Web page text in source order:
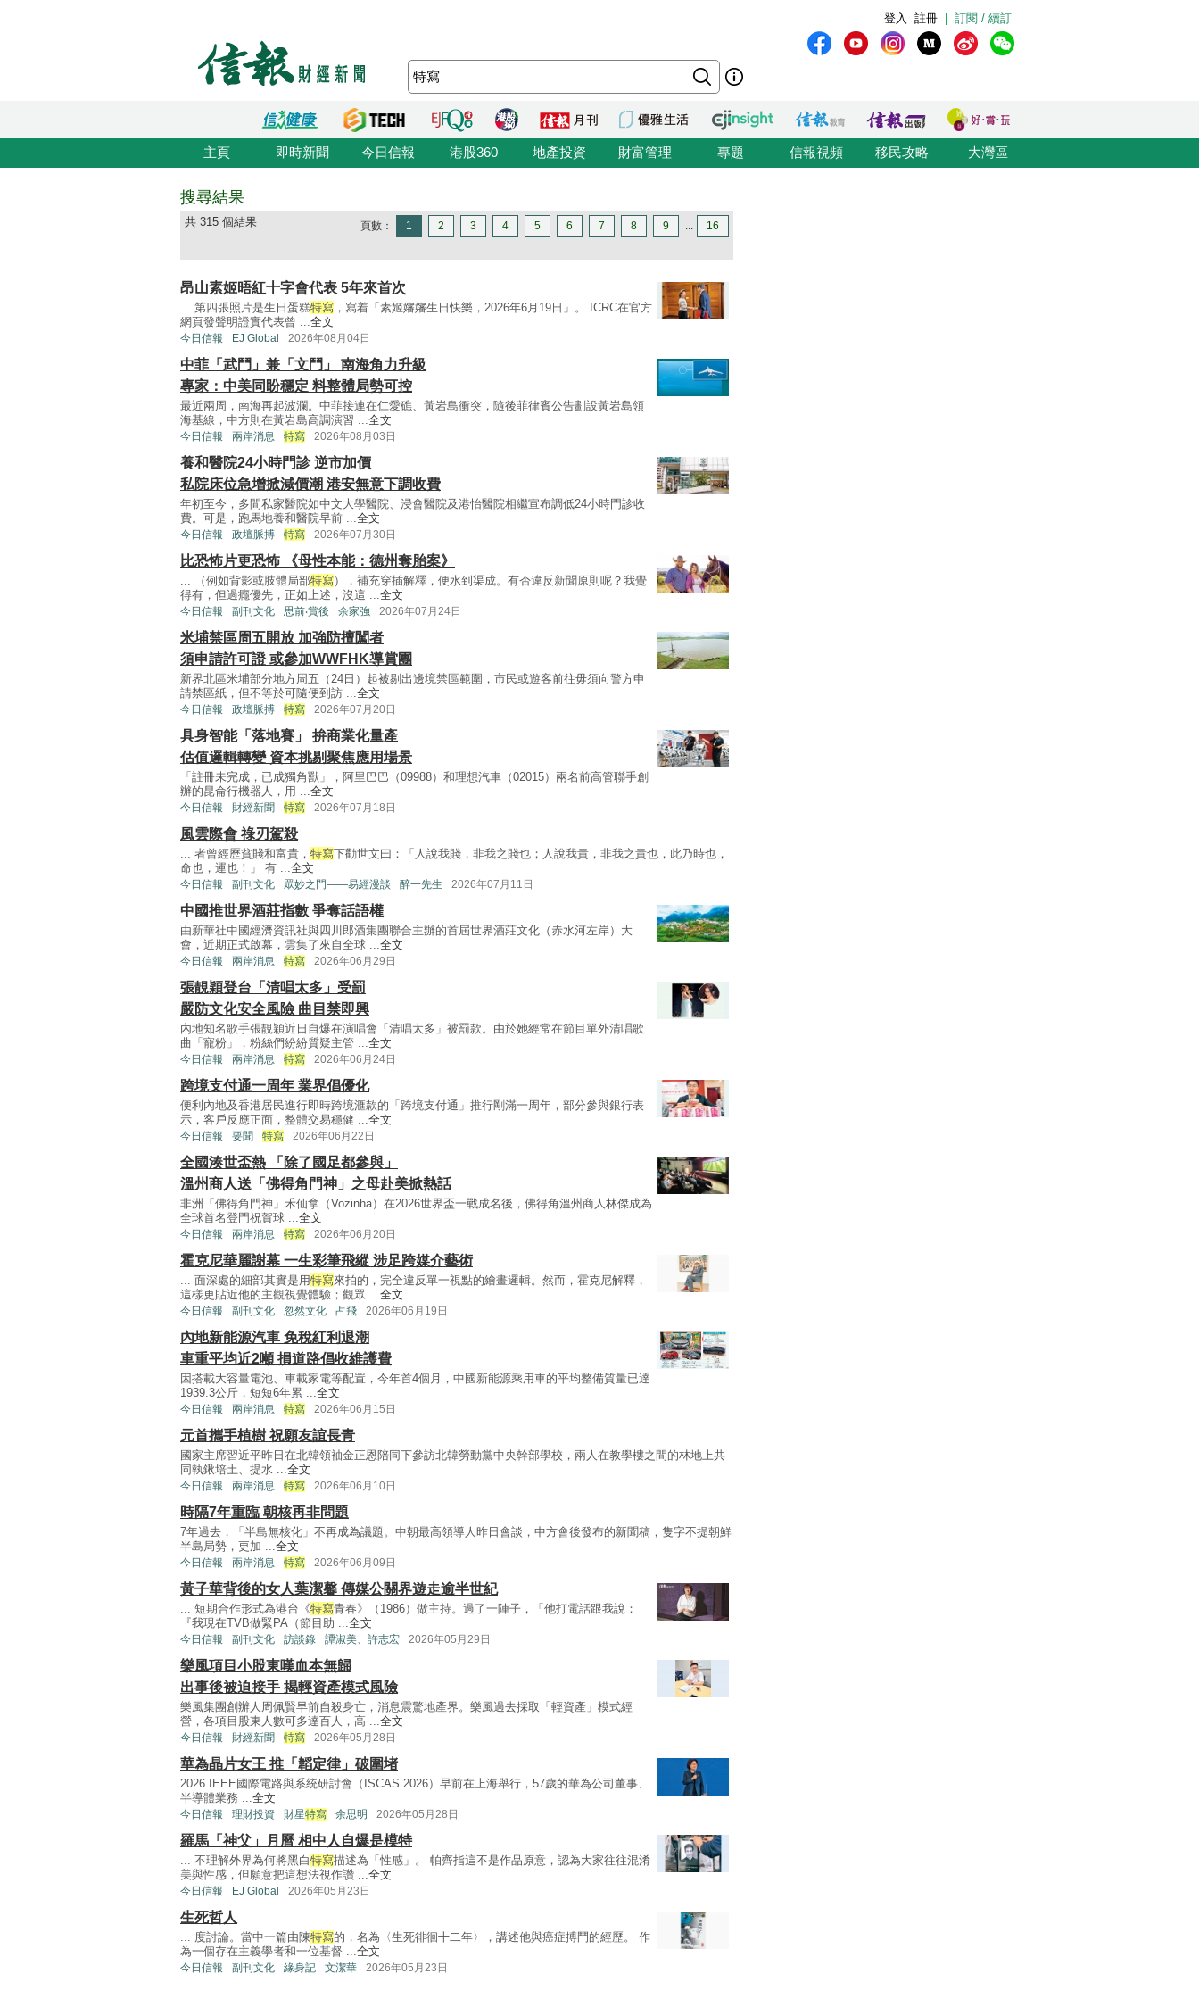
訂閱 / 續訂
註冊
登入
主頁 即時新聞 今日信報 港股360 地產投資 財富管理 專題 信報視頻 移民攻略 大灣區
搜尋結果
共 315 個結果 頁數： 1 2 3 4 5 6 7 8 9 ... 16
昂山素姬晤紅十字會代表 5年來首次
... 第四張照片是生日蛋糕特寫 ，寫着「素姬嬸嬸生日快樂，2026年6月19日」。 ICRC在官方
網頁發聲明證實代表曾 ...全文
今日信報 EJ Global 2026年08月04日
中菲「武鬥」兼「文鬥」 南海角力升級
專家：中美同盼穩定 料整體局勢可控
最近兩周，南海再起波瀾。中菲接連在仁愛礁、黃岩島衝突，隨後菲律賓公告劃設黃岩島領
海基線，中方則在黃岩島高調演習 ...全文
今日信報 兩岸消息 特寫 2026年08月03日
養和醫院24小時門診 逆市加價
私院床位急增掀減價潮 港安無意下調收費
年初至今，多間私家醫院如中文大學醫院、浸會醫院及港怡醫院相繼宣布調低24小時門診收
費。可是，跑馬地養和醫院早前 ...全文
今日信報 政壇脈搏 特寫 2026年07月30日
比恐怖片更恐怖 《母性本能：德州奪胎案》
... （例如背影或肢體局部特寫），補充穿插解釋，便水到渠成。有否違反新聞原則呢？我覺
得有，但過癮優先，正如上述，沒這 ...全文
今日信報 副刊文化 思前‧賞後 余家強 2026年07月24日
米埔禁區周五開放 加強防擅闖者
須申請許可證 或參加WWFHK導賞團
新界北區米埔部分地方周五（24日）起被剔出邊境禁區範圍，市民或遊客前往毋須向警方申
請禁區紙，但不等於可隨便到訪 ...全文
今日信報 政壇脈搏 特寫 2026年07月20日
具身智能「落地賽」 拚商業化量產
估值邏輯轉變 資本挑剔聚焦應用場景
「註冊未完成，已成獨角獸」，阿里巴巴（09988）和理想汽車（02015）兩名前高管聯手創
辦的昆侖行機器人，用 ...全文
今日信報 財經新聞 特寫 2026年07月18日
風雲際會 祿刃駕殺
... 者曾經歷貧賤和富貴， 特寫下勸世文曰：「人說我賤，非我之賤也；人說我貴，非我之貴也，此乃時也，
命也，運也！」 有 ...全文
今日信報 副刊文化 眾妙之門——易經漫談 醉一先生 2026年07月11日
中國推世界酒莊指數 爭奪話語權
由新華社中國經濟資訊社與四川郎酒集團聯合主辦的首屆世界酒莊文化（赤水河左岸）大
會，近期正式啟幕，雲集了來自全球 ...全文
今日信報 兩岸消息 特寫 2026年06月29日
張靚穎登台「清唱太多」受罰
嚴防文化安全風險 曲目禁即興
內地知名歌手張靚穎近日自爆在演唱會「清唱太多」被罰款。由於她經常在節目單外清唱歌
曲「寵粉」，粉絲們紛紛質疑主管 ...全文
今日信報 兩岸消息 特寫 2026年06月24日
跨境支付通一周年 業界倡優化
便利內地及香港居民進行即時跨境滙款的「跨境支付通」推行剛滿一周年，部分參與銀行表
示，客戶反應正面，整體交易穩健 ...全文
今日信報 要聞 特寫 2026年06月22日
全國湊世盃熱 「除了國足都參與」
溫州商人送「佛得角門神」之母赴美掀熱話
非洲「佛得角門神」禾仙拿（Vozinha）在2026世界盃一戰成名後，佛得角溫州商人林傑成為
全球首名登門祝賀球 ...全文
今日信報 兩岸消息 特寫 2026年06月20日
霍克尼華麗謝幕 一生彩筆飛縱 涉足跨媒介藝術
... 面深處的細部其實是用特寫來拍的，完全違反單一視點的繪畫邏輯。然而，霍克尼解釋，
這樣更貼近他的主觀視覺體驗；觀眾 ...全文
今日信報 副刊文化 忽然文化 占飛 2026年06月19日
內地新能源汽車 免稅紅利退潮
車重平均近2噸 損道路倡收維護費
因搭載大容量電池、車載家電等配置，今年首4個月，中國新能源乘用車的平均整備質量已達
1939.3公斤，短短6年累 ...全文
今日信報 兩岸消息 特寫 2026年06月15日
元首攜手植樹 祝願友誼長青
國家主席習近平昨日在北韓領袖金正恩陪同下參訪北韓勞動黨中央幹部學校，兩人在教學樓之間的林地上共
同執鍬培土、提水 ...全文
今日信報 兩岸消息 特寫 2026年06月10日
時隔7年重臨 朝核再非問題
7年過去，「半島無核化」不再成為議題。中朝最高領導人昨日會談，中方會後發布的新聞稿，隻字不提朝鮮
半島局勢，更加 ...全文
今日信報 兩岸消息 特寫 2026年06月09日
黃子華背後的女人葉潔馨 傳媒公關界遊走逾半世紀
... 短期合作形式為港台《特寫青春》（1986）做主持。過了一陣子，「他打電話跟我說：
『我現在TVB做緊PA（節目助 ...全文
今日信報 副刊文化 訪談錄 譚淑美、許志宏 2026年05月29日
樂風項目小股東嘆血本無歸
出事後被迫接手 揭輕資產模式風險
樂風集團創辦人周佩賢早前自殺身亡，消息震驚地產界。樂風過去採取「輕資產」模式經
營，各項目股東人數可多達百人，高 ...全文
今日信報 財經新聞 特寫 2026年05月28日
華為晶片女王 推「韜定律」破圍堵
2026 IEEE國際電路與系統研討會（ISCAS 2026）早前在上海舉行，57歲的華為公司董事、
半導體業務 ...全文
今日信報 理財投資 財星特寫 余思明 2026年05月28日
羅馬「神父」月曆 相中人自爆是模特
... 不理解外界為何將黑白特寫描述為「性感」。 帕齊指這不是作品原意，認為大家往往混淆
美與性感，但願意把這想法視作讚 ...全文
今日信報 EJ Global 2026年05月23日
生死哲人
... 度討論。當中一篇由陳特寫的，名為〈生死徘徊十二年〉，講述他與癌症搏鬥的經歷。 作
為一個存在主義學者和一位基督 ...全文
今日信報 副刊文化 緣身記 文潔華 2026年05月23日